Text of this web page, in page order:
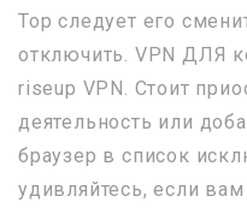
Тор следует его
отключить. VPN ДЛЯ
riseup VPN. Стоит
деятельность или
браузер в список
удивляйтесь, если